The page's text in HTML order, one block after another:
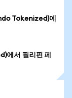
Tokenized)에
에서 필리핀 페